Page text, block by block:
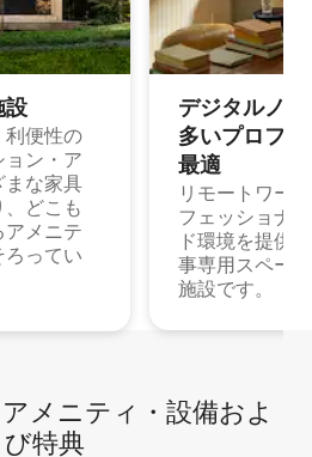
設
利便性の
ン・ア
まな家具
どこも
メニテ
ろってい
デジタルノ
多⁠いプ⁠ロ⁠フ⁠
最⁠適
リモートワー
フェッショナ
ド環境を提供
事専用スペー
施設です。
メ⁠ニ⁠テ⁠ィ⁠・設⁠備⁠およ
び特⁠典